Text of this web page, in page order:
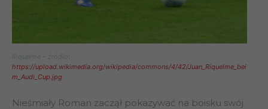
Riquelme – źródło:
https://upload.wikimedia.org/wikipedia/commons/4/42/Juan_Riquelme_bei
m_Audi_Cup.jpg
Nieśmiały Roman zaczął pokazywać na boisku swój